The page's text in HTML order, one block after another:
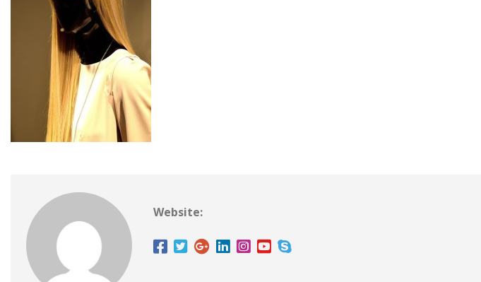
Website: